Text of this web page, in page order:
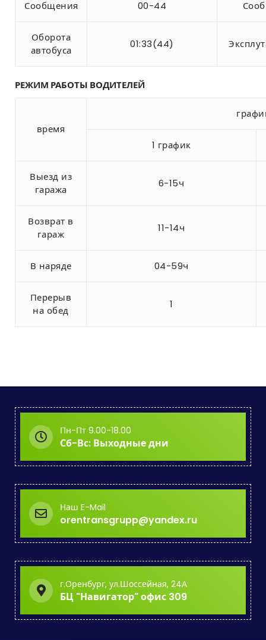
Сообщения 00-44
Оборота
автобуса
01:33(44)
РЕЖИМ РАБОТЫ ВОДИТЕЛЕЙ
время
1 график
Выезд из
гаража
6-15ч
Возврат в
гараж
11-14ч
В наряде 04-59ч
Перерыв
на обед
1
Пн-Пт 9.00-18.00
Сб-Вс: Выходные дни
Наш E-Mail
orentransgrupp@yandex.ru
г.Оренбург, ул.Шоссейная, 24А
БЦ "Навигатор" офис 309